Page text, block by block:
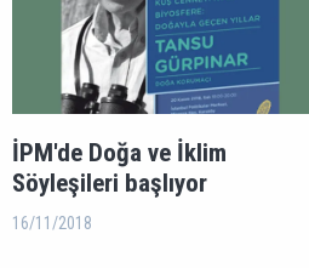
İPM'de Doğa ve İklim
Söyleşileri başlıyor
16/11/2018